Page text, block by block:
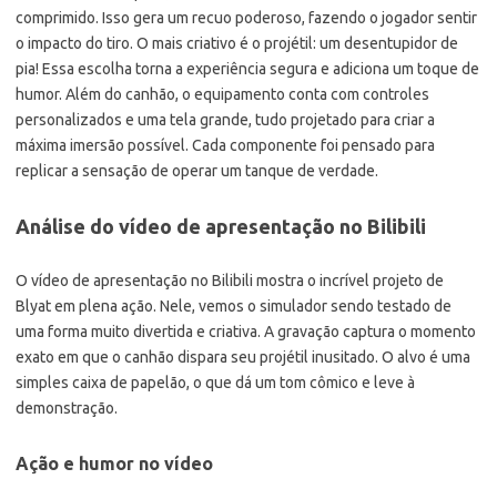
comprimido. Isso gera um recuo poderoso, fazendo o jogador sentir
o impacto do tiro. O mais criativo é o projétil: um desentupidor de
pia! Essa escolha torna a experiência segura e adiciona um toque de
humor. Além do canhão, o equipamento conta com controles
personalizados e uma tela grande, tudo projetado para criar a
máxima imersão possível. Cada componente foi pensado para
replicar a sensação de operar um tanque de verdade.
Análise do vídeo de apresentação no Bilibili
O vídeo de apresentação no Bilibili mostra o incrível projeto de
Blyat em plena ação. Nele, vemos o simulador sendo testado de
uma forma muito divertida e criativa. A gravação captura o momento
exato em que o canhão dispara seu projétil inusitado. O alvo é uma
simples caixa de papelão, o que dá um tom cômico e leve à
demonstração.
Ação e humor no vídeo